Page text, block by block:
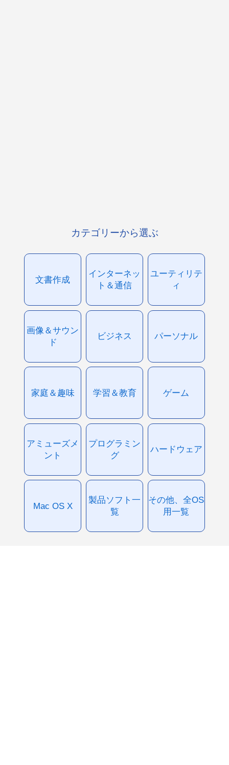
カテゴリーから選ぶ
文書作成
インターネッ
ト＆通信
ユーティリテ
ィ
画像＆サウン
ド
ビジネス パーソナル
家庭＆趣味 学習＆教育 ゲーム
アミューズメ
ント
プログラミン
グ
ハードウェア
Mac OS X
製品ソフト一
覧
その他、全OS
用一覧